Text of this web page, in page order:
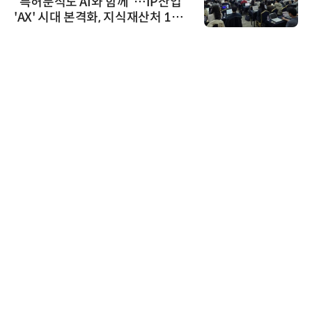
'AX' 시대 본격화, 지식재산처 1호